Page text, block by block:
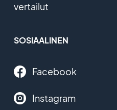
vertailut
SOSIAALINEN
Facebook
Instagram